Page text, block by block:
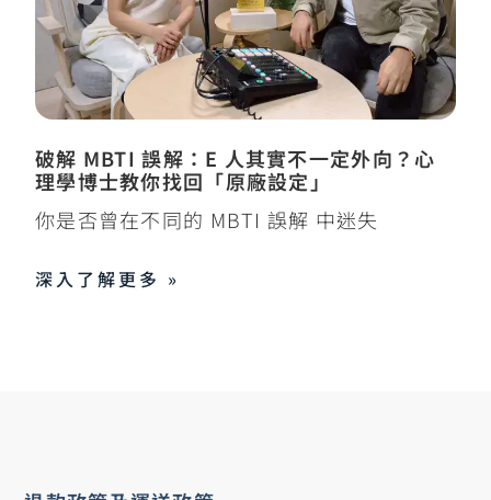
破解 MBTI 誤解：E 人其實不一定外向？心
理學博士教你找回「原廠設定」
你是否曾在不同的 MBTI 誤解 中迷失
深入了解更多 »